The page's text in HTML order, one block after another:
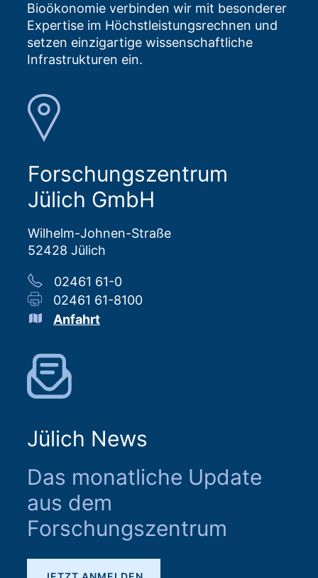
Bioökonomie verbinden wir mit besonderer
Expertise im Höchstleistungsrechnen und
setzen einzigartige wissenschaftliche
Infrastrukturen ein.
Forschungszentrum
Jülich GmbH
Wilhelm-Johnen-Straße
52428 Jülich
02461 61-0
02461 61-8100
Anfahrt
Jülich News
Das monatliche Update
aus dem
Forschungszentrum